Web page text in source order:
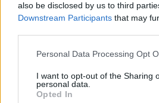
also be disclosed by us to third
Downstream Participants that may
Personal Data Processing Opt
I want to opt-out of the Sharing
personal data.
Opted In
🏆🎬🎾MEJORES Series
en Streaming ⚽🍿🏀